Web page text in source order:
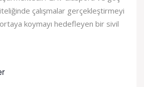
çalışmalar gerçekleştirmeyi
koymayı hedefleyen bir sivil